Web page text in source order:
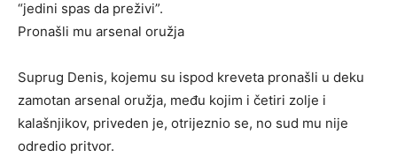
“jedini spas da preživi”.
Pronašli mu arsenal oružja
Suprug Denis, kojemu su ispod kreveta pronašli u deku
zamotan arsenal oružja, među kojim i četiri zolje i
kalašnjikov, priveden je, otrijeznio se, no sud mu nije
odredio pritvor.